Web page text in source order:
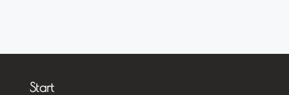
Start